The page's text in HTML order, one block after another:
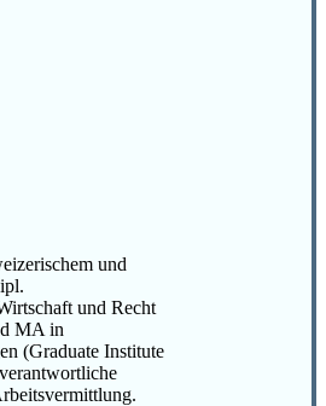
und
und Recht
MA in
(Graduate Institute